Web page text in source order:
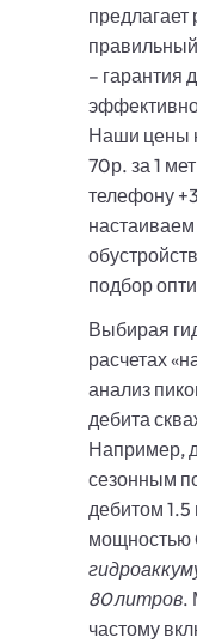
– гарантия
Наши цены
70р. за 1
телефону
подбор
Выбирая
расчетах
анализ
дебита
Например,
сезонным
дебитом 1.5
мощностью
80 литров.
частому